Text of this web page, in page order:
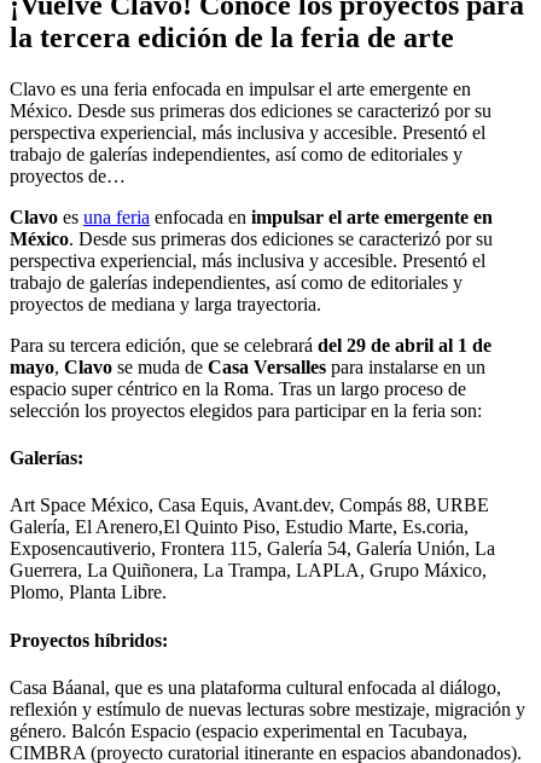
la tercera edición de la feria de arte
Clavo es una feria enfocada en impulsar el arte emergente en
México. Desde sus primeras dos ediciones se caracterizó por su
perspectiva experiencial, más inclusiva y accesible. Presentó el
trabajo de galerías independientes, así como de editoriales y
proyectos de…
Clavo es una feria enfocada en impulsar el arte emergente en
México. Desde sus primeras dos ediciones se caracterizó por su
perspectiva experiencial, más inclusiva y accesible. Presentó el
trabajo de galerías independientes, así como de editoriales y
proyectos de mediana y larga trayectoria.
Para su tercera edición, que se celebrará del 29 de abril al 1 de
mayo, Clavo se muda de Casa Versalles para instalarse en un
espacio super céntrico en la Roma. Tras un largo proceso de
selección los proyectos elegidos para participar en la feria son:
Galerías:
Art Space México, Casa Equis, Avant.dev, Compás 88, URBE
Galería, El Arenero,El Quinto Piso, Estudio Marte, Es.coria,
Exposencautiverio, Frontera 115, Galería 54, Galería Unión, La
Guerrera, La Quiñonera, La Trampa, LAPLA, Grupo Máxico,
Plomo, Planta Libre.
Proyectos híbridos:
Casa Báanal, que es una plataforma cultural enfocada al diálogo,
reflexión y estímulo de nuevas lecturas sobre mestizaje, migración y
género. Balcón Espacio (espacio experimental en Tacubaya,
CIMBRA (proyecto curatorial itinerante en espacios abandonados).